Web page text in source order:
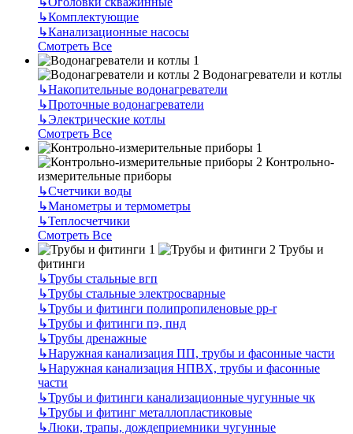
↳Комплектующие
↳Канализационные насосы
Смотреть Все
Водонагреватели и котлы
↳Накопительные водонагреватели
↳Проточные водонагреватели
↳Электрические котлы
Смотреть Все
Контрольно-
измерительные приборы
↳Счетчики воды
↳Манометры и термометры
↳Теплосчетчики
Смотреть Все
Трубы и
фитинги
↳Трубы стальные вгп
↳Трубы стальные электросварные
↳Трубы и фитинги полипропиленовые pp-r
↳Трубы и фитинги пэ, пнд
↳Трубы дренажные
↳Наружная канализация ПП, трубы и фасонные части
↳Наружная канализация НПВХ, трубы и фасонные
части
↳Трубы и фитинги канализационные чугунные чк
↳Трубы и фитинг металлопластиковые
↳Люки, трапы, дождеприемники чугунные